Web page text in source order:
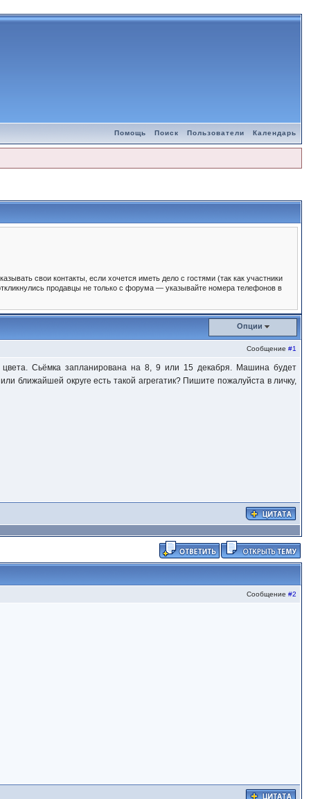
Помощь Поиск Пользователи Календарь
свои контакты, если хочется иметь дело с гостями (так как участники
продавцы не только с форума — указывайте номера телефонов в
Опции
Сообщение#1
цвета. Сьёмка запланирована на 8, 9 или 15 декабря. Машина будет
ближайшей округе есть такой агрегатик? Пишите пожалуйста в личку,
Сообщение#2